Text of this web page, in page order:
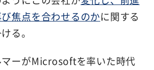
焦点を合わせるのかに関する
る。
マーがMicrosoftを率いた時代